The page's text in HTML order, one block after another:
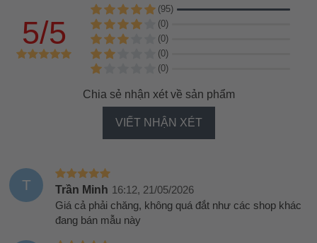
5/5
(95)
(0)
(0)
(0)
(0)
Chia sẻ nhận xét về sản phẩm
VIẾT NHẬN XÉT
T Trần Minh 16:12, 21/05/2026
Giá cả phải chăng, không quá đắt như các shop khác
đang bán mẫu này